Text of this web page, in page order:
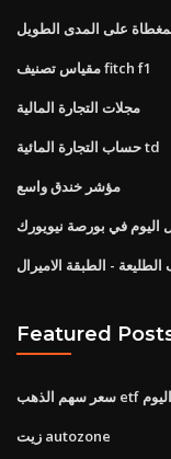
على المدى الطويل
مقياس تصنيف fitch f1
مجلات التجارة المالية
حساب التجارة المائية td
مؤشر خندق واسع
اليوم في بورصة نيويورك
- الطبقة الاميرال
Featured
سعر سهم الذهب etf اليوم
زيت autozone